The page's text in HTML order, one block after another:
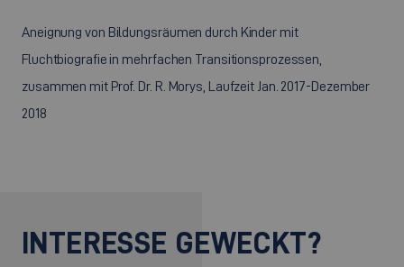
Aneignung von Bildungsräumen durch Kinder mit
Fluchtbiografie in mehrfachen Transitionsprozessen,
zusammen mit Prof. Dr. R. Morys, Laufzeit Jan. 2017-Dezember
2018
INTERESSE GEWECKT?